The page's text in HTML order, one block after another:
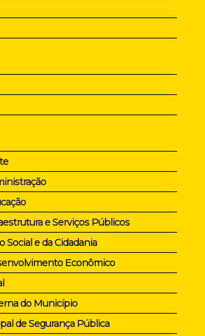
e Serviços Públicos
Social e da Cidadania
Econômico
do Município
de Segurança Pública